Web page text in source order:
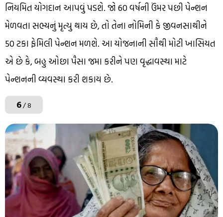
નિયમિત યોગદાન આપવું પડશે. જો 60 વર્ષની ઉંમર પછી પેન્શન
મેળવતા સભ્યનું મૃત્યુ થાય છે, તો તેના નોમિની કે જીવનસાથીને
50 ટકા ફેમિલી પેન્શન મળશે. આ યોજનાની સૌથી મોટી ખાસિયત
એ છે કે, બહુ ઓછા પૈસા જમા કરીને પણ વૃદ્ધાવસ્થા માટે
પેન્શનની વ્યવસ્થા કરી શકાય છે.
6/ 8